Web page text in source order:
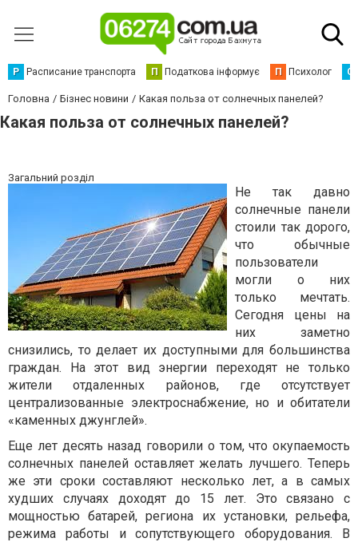
Р Расписание транспорта П Податкова інформує П Психолог С
Головна Бізнес новини Какая польза от солнечных панелей?
Какая польза от солнечных панелей?
Загальний розділ
Не так давно
солнечные панели
стоили так дорого,
что обычные
пользователи
могли о них
только мечтать.
Сегодня цены на
них заметно
снизились, то делает их доступными для большинства
граждан. На этот вид энергии переходят не только
жители отдаленных районов, где отсутствует
централизованные электроснабжение, но и обитатели
«каменных джунглей».
Еще лет десять назад говорили о том, что окупаемость
солнечных панелей оставляет желать лучшего. Теперь
же эти сроки составляют несколько лет, а в самых
худших случаях доходят до 15 лет. Это связано с
мощностью батарей, региона их установки, рельефа,
режима работы и сопутствующего оборудования. В